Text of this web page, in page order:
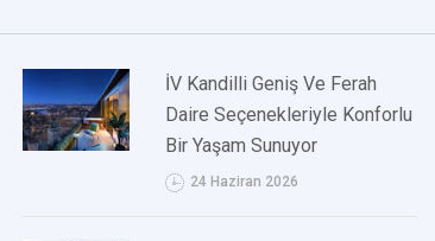
İV Kandilli Geniş Ve Ferah
Daire Seçenekleriyle Konforlu
Bir Yaşam Sunuyor
24 Haziran 2026